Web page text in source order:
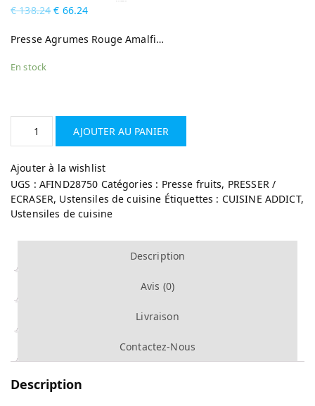
€138.24 € 66.24
Presse Agrumes Rouge Amalfi…
En stock
AJOUTER AU PANIER
Ajouter à la wishlist
UGS : AFIND28750 Catégories : Presse fruits, PRESSER /
ECRASER, Ustensiles de cuisine Étiquettes : CUISINE ADDICT,
Ustensiles de cuisine
Description
Avis (0)
Livraison
Contactez-Nous
Description